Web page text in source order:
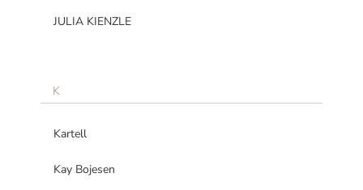
JULIA KIENZLE
K
Kartell
Kay Bojesen